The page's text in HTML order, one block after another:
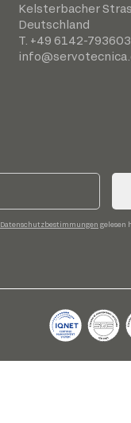
Kelsterbacher
Deutschland
T. +49 6142-
Datenschutzbestimmungen gelesen